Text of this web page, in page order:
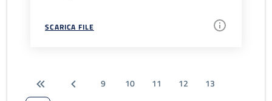
SCARICA FILE
9 10 11 12
13